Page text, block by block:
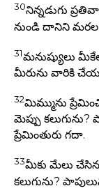
30నిన్నడుగు
నుండి దానిని మరల
31మనుష్యులు
మీరును వారికి
32మిమ్మును
మెప్పు కలుగును?
ప్రేమింతురు గదా.
33మీకు మేలు
కలుగును?